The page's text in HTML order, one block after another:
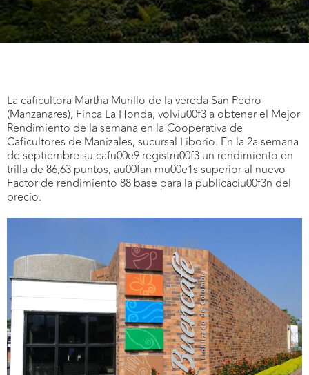
La caficultora Martha Murillo de la vereda San Pedro
(Manzanares), Finca La Honda, volviu00f3 a obtener el Mejor
Rendimiento de la semana en la Cooperativa de
Caficultores de Manizales, sucursal Liborio. En la 2a semana
de septiembre su cafu00e9 registru00f3 un rendimiento en
trilla de 86,63 puntos, au00fan mu00e1s superior al nuevo
Factor de rendimiento 88 base para la publicaciu00f3n del
precio.